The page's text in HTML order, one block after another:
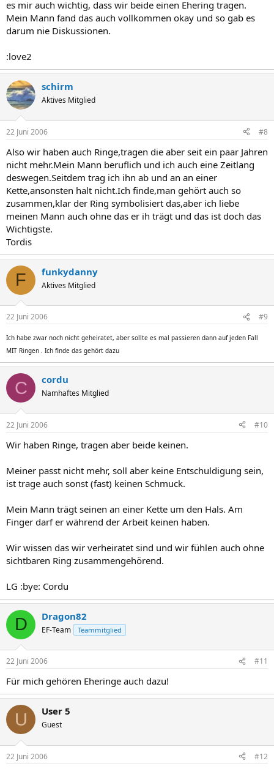
es mir auch wichtig, dass wir beide einen Ehering tragen.
Mein Mann fand das auch vollkommen okay und so gab es
darum nie Diskussionen.
:love2
schirm
Aktives Mitglied
22 Juni 2006 #8
Also wir haben auch Ringe,tragen die aber seit ein paar Jahren
nicht mehr.Mein Mann beruflich und ich auch eine Zeitlang
deswegen.Seitdem trag ich ihn ab und an an einer
Kette,ansonsten halt nicht.Ich finde,man gehört auch so
zusammen,klar der Ring symbolisiert das,aber ich liebe
meinen Mann auch ohne das er ih trägt und das ist doch das
Wichtigste.
Tordis
F funkydanny
Aktives Mitglied
22 Juni 2006 #9
Ich habe zwar noch nicht geheiratet, aber sollte es mal passieren dann auf jeden Fall
MIT Ringen . Ich finde das gehört dazu
C cordu
Namhaftes Mitglied
22 Juni 2006 #10
Wir haben Ringe, tragen aber beide keinen.
Meiner passt nicht mehr, soll aber keine Entschuldigung sein,
ist trage auch sonst (fast) keinen Schmuck.
Mein Mann trägt seinen an einer Kette um den Hals. Am
Finger darf er während der Arbeit keinen haben.
Wir wissen das wir verheiratet sind und wir fühlen auch ohne
sichtbaren Ring zusammengehörend.
LG :bye: Cordu
D Dragon82
EF-Team Teammitglied
22 Juni 2006 #11
Für mich gehören Eheringe auch dazu!
U User 5
Guest
22 Juni 2006 #12